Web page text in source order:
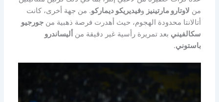
من لاوتارو مارتينيز وفيديريكو ديماركو. من جهة أخرى، كانت
أتالانتا محدودة الهجوم، حيث أهدرت فرصة ذهبية منجورجيو
سكالفيني بعد تمريرة رأسية غير دقيقة من أليساندرو
باستوني.